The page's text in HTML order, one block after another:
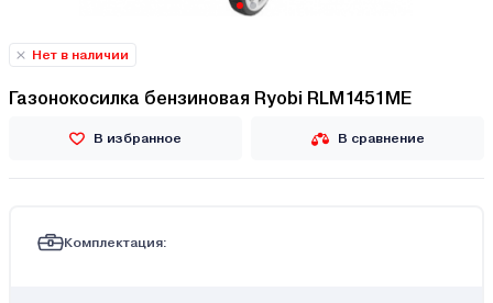
Нет в наличии
Газонокосилка бензиновая Ryobi RLM1451ME
В избранное В сравнение
Комплектация: